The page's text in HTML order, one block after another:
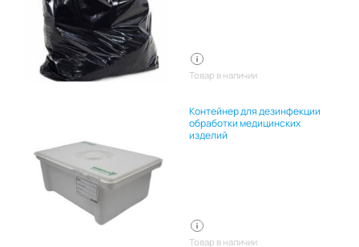
Товар в наличии
Контейнер для дезинфекции
обработки медицинских
изделий
Товар в наличии